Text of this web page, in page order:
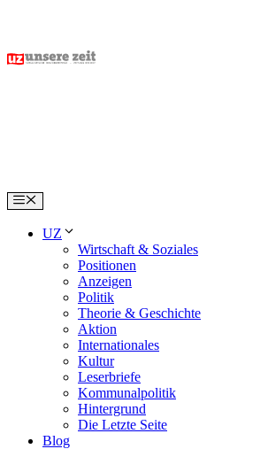
content
Menu
UZ
Wirtschaft & Soziales
Positionen
Anzeigen
Politik
Theorie & Geschichte
Aktion
Internationales
Kultur
Leserbriefe
Kommunalpolitik
Hintergrund
Die Letzte Seite
Blog